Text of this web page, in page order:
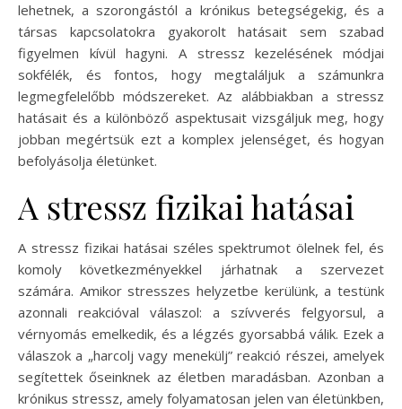
lehetnek, a szorongástól a krónikus betegségekig, és a
társas kapcsolatokra gyakorolt hatásait sem szabad
figyelmen kívül hagyni. A stressz kezelésének módjai
sokfélék, és fontos, hogy megtaláljuk a számunkra
legmegfelelőbb módszereket. Az alábbiakban a stressz
hatásait és a különböző aspektusait vizsgáljuk meg, hogy
jobban megértsük ezt a komplex jelenséget, és hogyan
befolyásolja életünket.
A stressz fizikai hatásai
A stressz fizikai hatásai széles spektrumot ölelnek fel, és
komoly következményekkel járhatnak a szervezet
számára. Amikor stresszes helyzetbe kerülünk, a testünk
azonnali reakcióval válaszol: a szívverés felgyorsul, a
vérnyomás emelkedik, és a légzés gyorsabbá válik. Ezek a
válaszok a „harcolj vagy menekülj” reakció részei, amelyek
segítettek őseinknek az életben maradásban. Azonban a
krónikus stressz, amely folyamatosan jelen van életünkben,